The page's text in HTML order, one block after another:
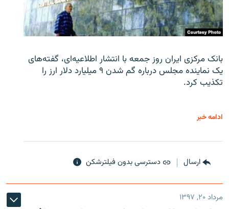
بانک مرکزی ایران روز جمعه با انتشار اطلاعیه‌ای، گفته‌های
یک نماینده مجلس درباره گم شدن ۹ میلیارد دلار ارز را
تکذیب کرد.
ادامه خبر
ارسال دسترسی بدون فیلترشکن
مرداد ۲۰, ۱۳۹۷